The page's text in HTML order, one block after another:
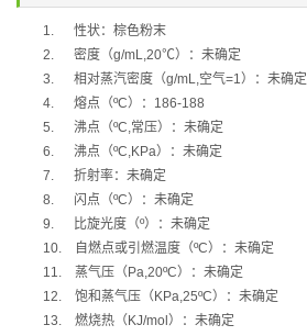
1.
性状：棕色粉末
2.
密度（g/mL,20℃）：未确定
3.
相对蒸汽密度（g/mL,空气=1）：未确定
4.
熔点（ºC）： 186-188
5.
沸点（ºC,常压）：未确定
6.
沸点（ºC,KPa）：未确定
7.
折射率：未确定
8.
闪点（ºC）：未确定
9.
比旋光度（º）：未确定
10.
自燃点或引燃温度（ºC）：未确定
11.
蒸气压（ Pa,20ºC）：未确定
12.
饱和蒸气压（ KPa,25ºC）：未确定
13.
燃烧热（ KJ/mol ）：未确定